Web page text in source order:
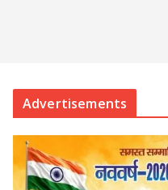
Advertisements